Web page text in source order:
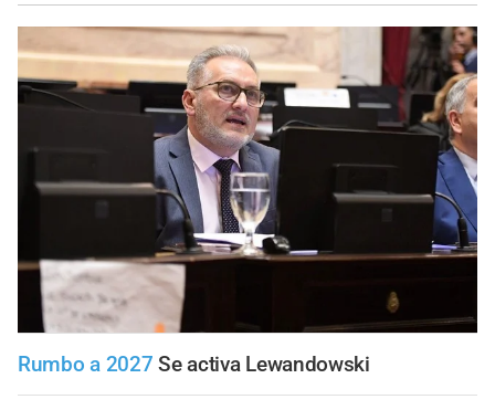
Rumbo a 2027 Se activa Lewandowski